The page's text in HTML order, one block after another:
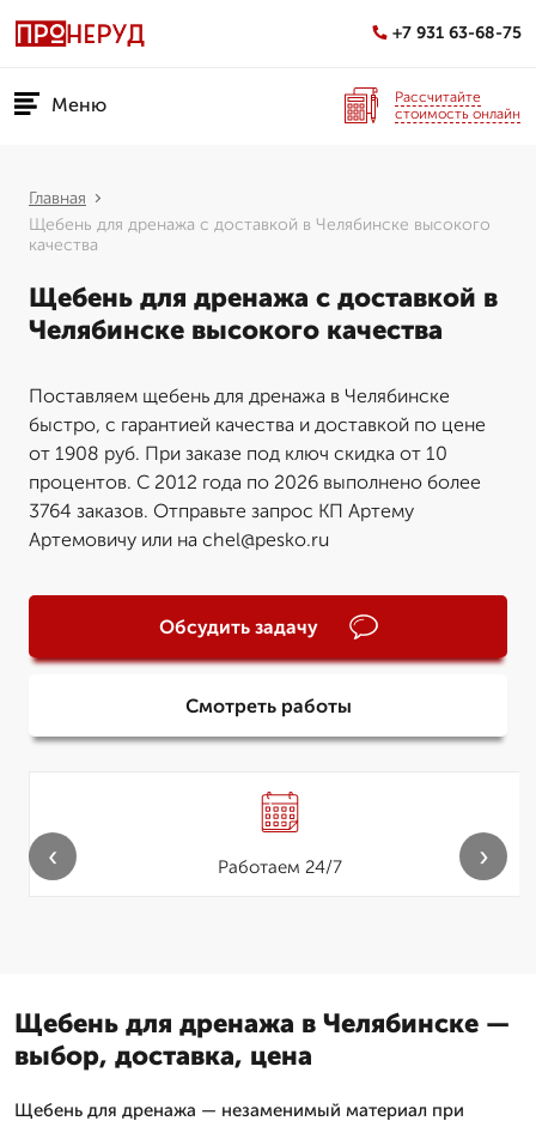
+7 931 63-68-75
Меню
Рассчитайте
стоимость онлайн
Главная
Щебень для дренажа с доставкой в Челябинске высокого
качества
Щебень для дренажа с доставкой в
Челябинске высокого качества
Поставляем щебень для дренажа в Челябинске
быстро, с гарантией качества и доставкой по цене
от 1908 руб. При заказе под ключ скидка от 10
процентов. С 2012 года по 2026 выполнено более
3764 заказов. Отправьте запрос КП Артему
Артемовичу или на chel@pesko.ru
Обсудить задачу
Смотреть работы
Работаем 24/7
‹ ›
Щебень для дренажа в Челябинске —
выбор, доставка, цена
Щебень для дренажа — незаменимый материал при